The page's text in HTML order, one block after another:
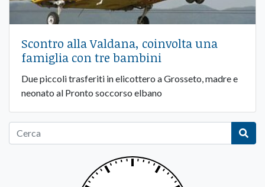
Scontro alla Valdana, coinvolta una
famiglia con tre bambini
Due piccoli trasferiti in elicottero a Grosseto, madre e
neonato al Pronto soccorso elbano